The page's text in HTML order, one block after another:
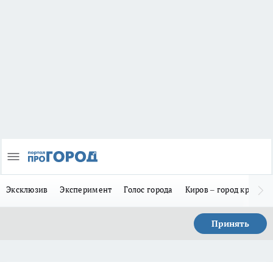
Эксклюзив Эксперимент Голос города Киров – город
Принять